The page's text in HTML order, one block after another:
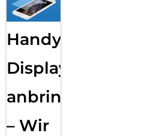
Handy
Displayfolie
anbringen
– Wir